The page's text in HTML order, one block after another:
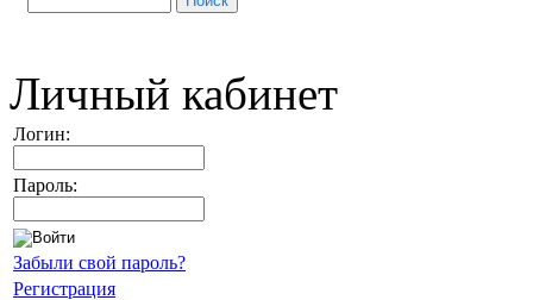
Личный кабинет
Логин:
Пароль:
Забыли свой пароль?
Регистрация